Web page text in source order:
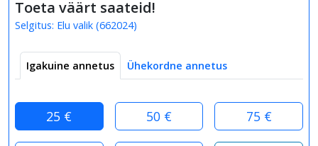
Toeta väärt saateid!
Selgitus: Elu valik (662024)
Igakuine annetus Ühekordne annetus
25 € 50 € 75 €